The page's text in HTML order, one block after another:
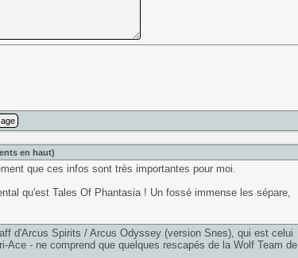
en haut)
que ces infos sont très importantes pour moi.
qu'est Tales Of Phantasia ! Un fossé immense les sépare,
d'Arcus Spirits / Arcus Odyssey (version Snes), qui est celui
- ne comprend que quelques rescapés de la Wolf Team de